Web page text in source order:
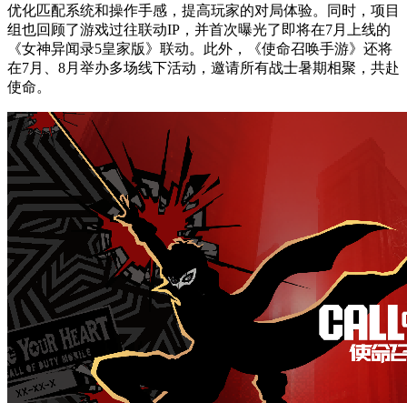
优化匹配系统和操作手感，提高玩家的对局体验。同时，项目
组也回顾了游戏过往联动IP，并首次曝光了即将在7月上线的
《女神异闻录5皇家版》联动。此外，《使命召唤手游》还将
在7月、8月举办多场线下活动，邀请所有战士暑期相聚，共赴
使命。